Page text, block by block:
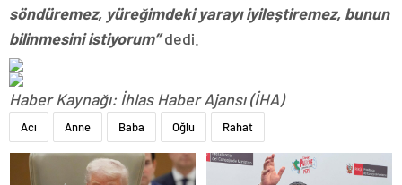
söndüremez, yüreğimdeki yarayı iyileştiremez, bunun
bilinmesini istiyorum”dedi.
Haber Kaynağı: İhlas Haber Ajansı (İHA)
Acı Anne Baba Oğlu Rahat